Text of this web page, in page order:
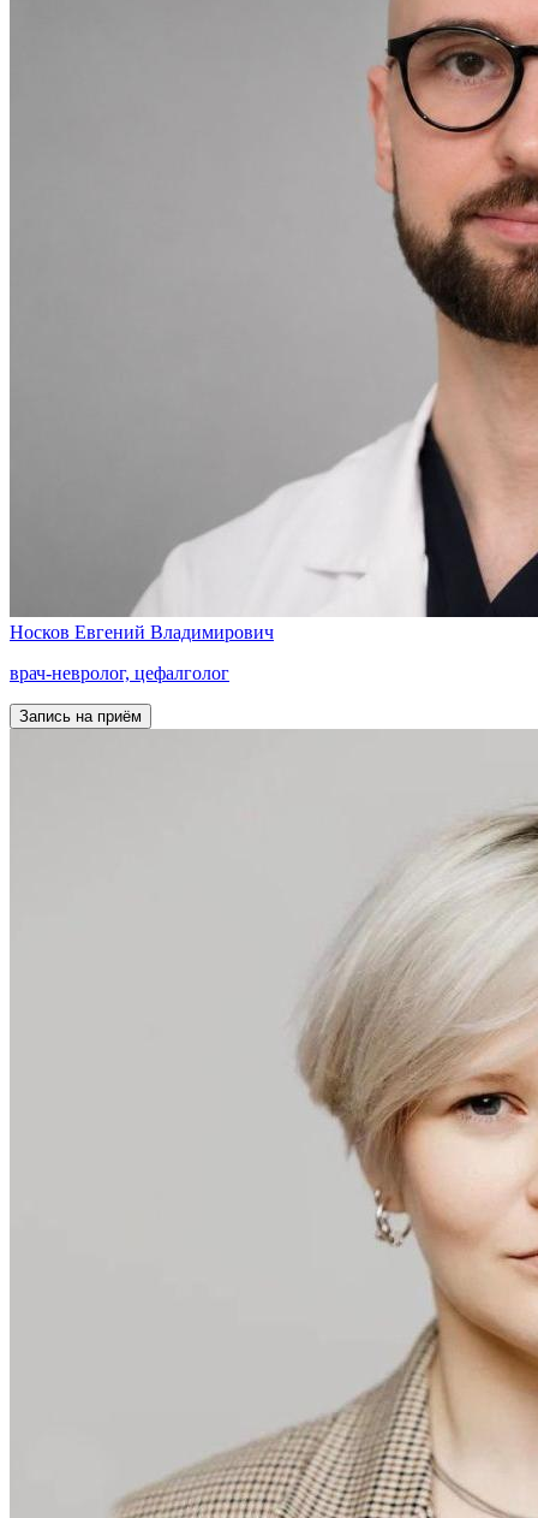
Носков Евгений Владимирович
врач-невролог, цефалголог
Запись на приём